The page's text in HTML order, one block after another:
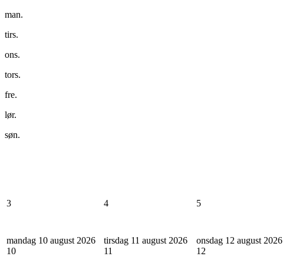
man.
tirs.
ons.
tors.
fre.
lør.
søn.
3 4 5
mandag 10 august 2026
10
tirsdag 11 august 2026
11
onsdag 12 august 2026
12